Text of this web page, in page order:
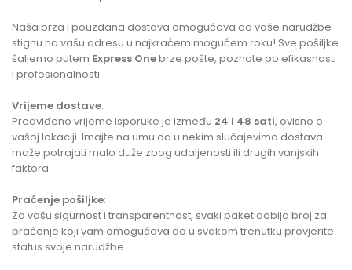
Naša brza i pouzdana dostava omogućava da vaše narudžbe
stignu na vašu adresu u najkraćem mogućem roku! Sve pošiljke
šaljemo putem Express Onebrze pošte, poznate po efikasnosti
i profesionalnosti.
Vrijeme dostave:
Predviđeno vrijeme isporuke je između 24 i 48 sati, ovisno o
vašoj lokaciji. Imajte na umu da u nekim slučajevima dostava
može potrajati malo duže zbog udaljenosti ili drugih vanjskih
faktora.
Praćenje pošiljke:
Za vašu sigurnost i transparentnost, svaki paket dobija broj za
praćenje koji vam omogućava da u svakom trenutku provjerite
status svoje narudžbe.